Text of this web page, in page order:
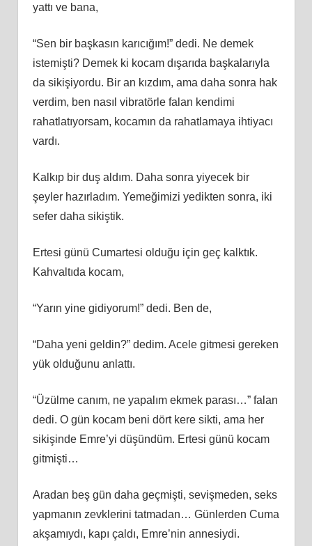
yattı ve bana,
“Sen bir başkasın karıcığım!” dedi. Ne demek
istemişti? Demek ki kocam dışarıda başkalarıyla
da sikişiyordu. Bir an kızdım, ama daha sonra hak
verdim, ben nasıl vibratörle falan kendimi
rahatlatıyorsam, kocamın da rahatlamaya ihtiyacı
vardı.
Kalkıp bir duş aldım. Daha sonra yiyecek bir
şeyler hazırladım. Yemeğimizi yedikten sonra, iki
sefer daha sikiştik.
Ertesi günü Cumartesi olduğu için geç kalktık.
Kahvaltıda kocam,
“Yarın yine gidiyorum!” dedi. Ben de,
“Daha yeni geldin?” dedim. Acele gitmesi gereken
yük olduğunu anlattı.
“Üzülme canım, ne yapalım ekmek parası…” falan
dedi. O gün kocam beni dört kere sikti, ama her
sikişinde Emre’yi düşündüm. Ertesi günü kocam
gitmişti…
Aradan beş gün daha geçmişti, sevişmeden, seks
yapmanın zevklerini tatmadan… Günlerden Cuma
akşamıydı, kapı çaldı, Emre’nin annesiydi.